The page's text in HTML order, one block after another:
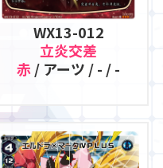
WX13-012
立炎交差
赤/ アーツ / - / -